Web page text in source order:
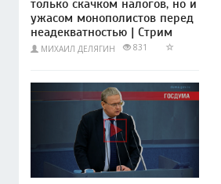
только скачком налогов, но и
ужасом монополистов перед
неадекватностью | Стрим
МИХАИЛ ДЕЛЯГИН 831